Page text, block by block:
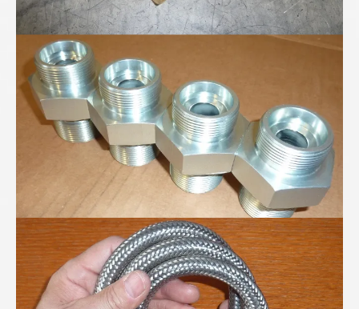
Höchstdruck-Verschraubungen
PTFE-Wellschlauch mit verdeckter Stützspirale...